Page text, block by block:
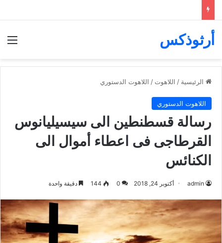
أرثوذكس
الرئيسية / اللاهوت / اللاهوت الدستوري
اللاهوت الدستوري
رسالة قسطنطين الى سيسيليانوس
القرطاجى فى اعطاء أموال الى
الكنائس
admin أكتوبر 24, 2018 0
144 دقيقة واحدة